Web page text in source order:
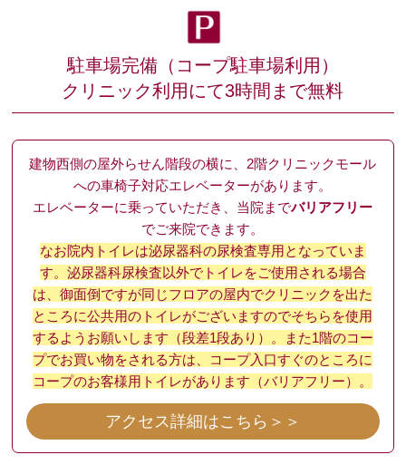
駐車場完備（コープ駐車場利用）
クリニック利用にて3時間まで無料
建物西側の屋外らせん階段の横に、2階クリニックモール
への車椅子対応エレベーターがあります。
エレベーターに乗っていただき、当院までバリアフリー
でご来院できます。
なお院内トイレは泌尿器科の尿検査専用となっていま
す。泌尿器科尿検査以外でトイレをご使用される場合
は、御面倒ですが同じフロアの屋内でクリニックを出た
ところに公共用のトイレがございますのでそちらを使用
するようお願いします（段差1段あり）。また1階のコー
プでお買い物をされる方は、コープ入口すぐのところに
コープのお客様用トイレがあります（バリアフリー）。
アクセス詳細はこちら＞＞